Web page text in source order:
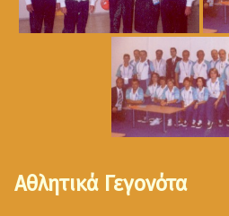
Αθλητικά Γεγονότα